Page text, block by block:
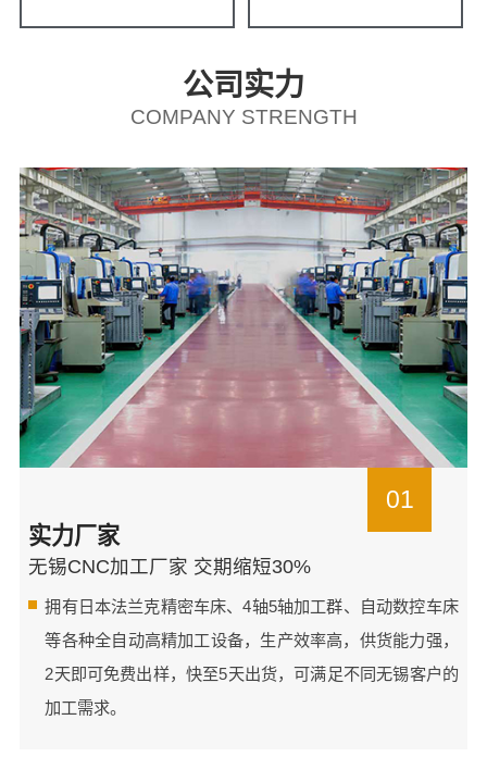
公司实力
COMPANY STRENGTH
01
实力厂家
无锡CNC加工厂家 交期缩短30%
拥有日本法兰克精密车床、4轴5轴加工群、自动数控车床
等各种全自动高精加工设备，生产效率高，供货能力强，
2天即可免费出样，快至5天出货，可满足不同无锡客户的
加工需求。